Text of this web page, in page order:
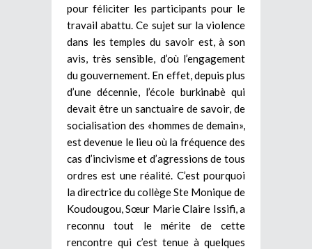
pour féliciter les participants pour le
travail abattu. Ce sujet sur la violence
dans les temples du savoir est, à son
avis, très sensible, d’où l’engagement
du gouvernement. En effet, depuis plus
d’une décennie, l’école burkinabè qui
devait être un sanctuaire de savoir, de
socialisation des «hommes de demain»,
est devenue le lieu où la fréquence des
cas d’incivisme et d’agressions de tous
ordres est une réalité. C’est pourquoi
la directrice du collège Ste Monique de
Koudougou, Sœur Marie Claire Issifi, a
reconnu tout le mérite de cette
rencontre qui c’est tenue à quelques